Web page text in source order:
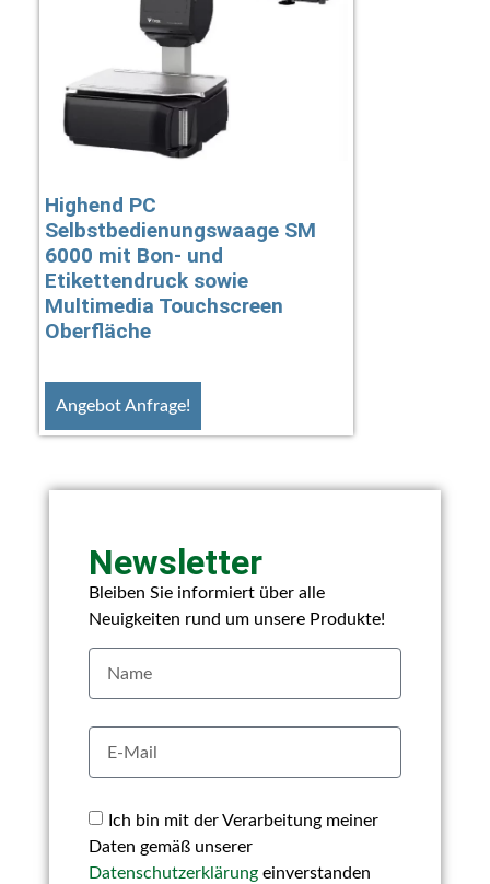
Highend PC
Selbstbedienungswaage SM
6000 mit Bon- und
Etikettendruck sowie
Multimedia Touchscreen
Oberfläche
Angebot Anfrage!
Newsletter
Bleiben Sie informiert über alle
Neuigkeiten rund um unsere Produkte!
Ich bin mit der Verarbeitung meiner
Daten gemäß unserer
Datenschutzerklärungeinverstanden